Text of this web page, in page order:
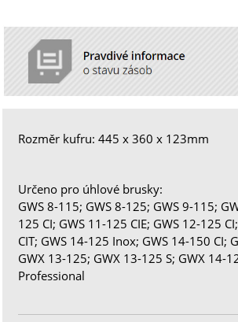
Rozměr kufru: 445 x 360 x 123mm
Určeno pro úhlové brusky:
GWS 8-115; GWS 8-125; GWS 9-115;
125 CI; GWS 11-125 CIE; GWS 12-125
CIT; GWS 14-125 Inox; GWS 14-150 CI;
GWX 13-125; GWX 13-125 S; GWX 14-
Professional